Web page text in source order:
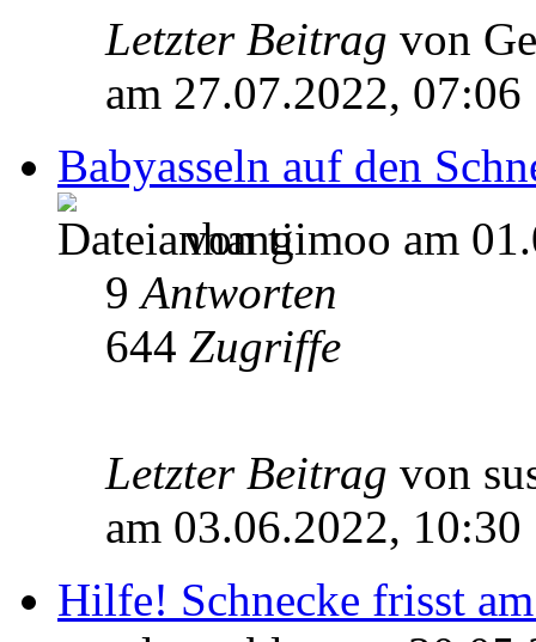
Letzter Beitrag von
am 27.07.2022, 07:06
Babyasseln auf den
von tiimoo am
9Antworten
644 Zugriffe
Letzter Beitrag von
am 03.06.2022, 10:30
Hilfe! Schnecke frisst